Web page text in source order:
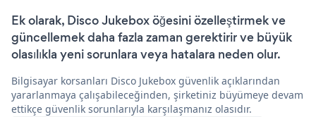
Ek olarak, Disco Jukebox öğesini özelleştirmek ve
güncellemek daha fazla zaman gerektirir ve büyük
olasılıkla yeni sorunlara veya hatalara neden olur.
Bilgisayar korsanları Disco Jukebox güvenlik açıklarından
yararlanmaya çalışabileceğinden, şirketiniz büyümeye devam
ettikçe güvenlik sorunlarıyla karşılaşmanız olasıdır.